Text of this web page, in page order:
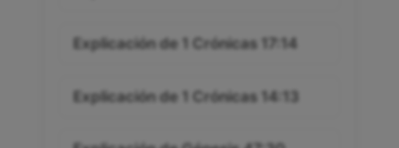
Explicación de 1 Crónicas 17:14
Explicación de 1 Crónicas 14:13